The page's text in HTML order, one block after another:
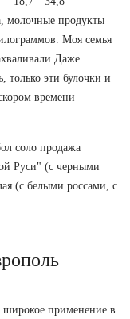
молочные продукты
Моя семья
Даже
только эти булочки и
времени
соло продажа
Руси" (с черными
(с белыми россами, с
широкое применение в